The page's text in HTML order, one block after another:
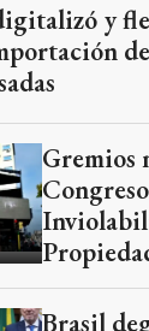
y
Gremios
Brasil